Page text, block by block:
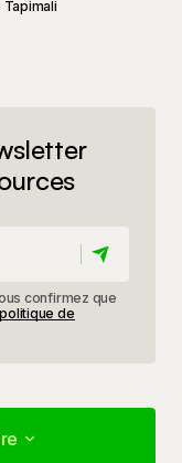
Tapimali
confirmez que
politique de